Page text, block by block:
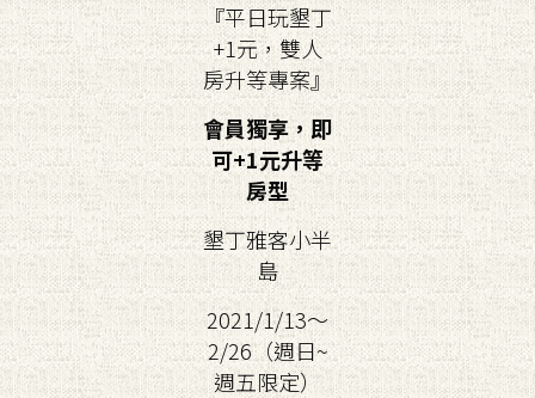
『平日玩墾丁
+1元，雙人
房升等專案』
會員獨享，即
可+1元升等
房型
墾丁雅客小半
島
2021/1/13～
2/26（週日~
週五限定）